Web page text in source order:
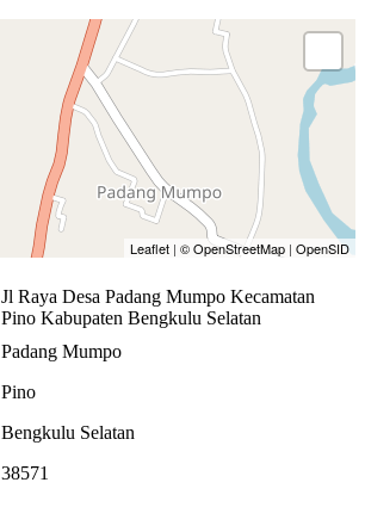
Leaflet | © OpenStreetMap | OpenSID
Jl Raya Desa Padang Mumpo Kecamatan
Pino Kabupaten Bengkulu Selatan
Padang Mumpo
Pino
Bengkulu Selatan
38571